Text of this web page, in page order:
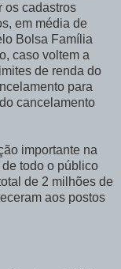
os cadastros
em média de
Bolsa Família
caso voltem a
de renda do
para
cancelamento
importante na
todo o público
de 2 milhões de
aos postos